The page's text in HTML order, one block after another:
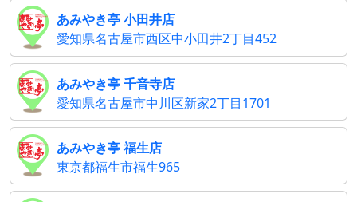
あみやき亭 小田井店
愛知県名古屋市西区中小田井2丁目452
あみやき亭 千音寺店
愛知県名古屋市中川区新家2丁目1701
あみやき亭 福生店
東京都福生市福生965